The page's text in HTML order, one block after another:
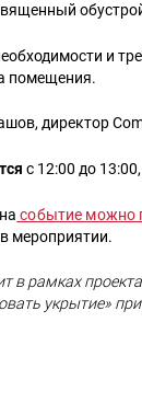
и
помещения.
директор
с 12:00 до
на событие можно
мероприятии.
в рамках
укрытие»